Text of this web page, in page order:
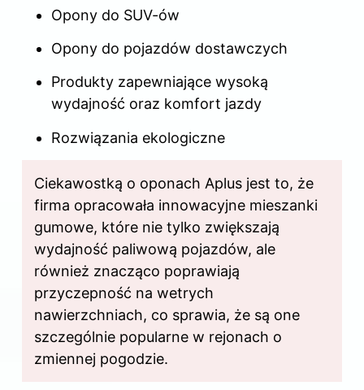
Opony do SUV-ów
Opony do pojazdów dostawczych
Produkty zapewniające wysoką
wydajność oraz komfort jazdy
Rozwiązania ekologiczne
Ciekawostką o oponach Aplus jest to, że
firma opracowała innowacyjne mieszanki
gumowe, które nie tylko zwiększają
wydajność paliwową pojazdów, ale
również znacząco poprawiają
przyczepność na wetrych
nawierzchniach, co sprawia, że są one
szczególnie popularne w rejonach o
zmiennej pogodzie.